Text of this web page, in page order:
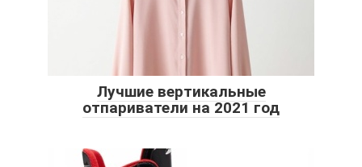
Лучшие вертикальные
отпариватели на 2021 год